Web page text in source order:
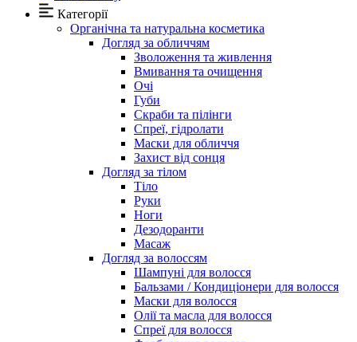
Категорії
Органічна та натуральна косметика
Догляд за обличчям
Зволоження та живлення
Вмивання та очищення
Очі
Губи
Скраби та пілінги
Спреї, гідролати
Маски для обличчя
Захист від сонця
Догляд за тілом
Тіло
Руки
Ноги
Дезодоранти
Масаж
Догляд за волоссям
Шампуні для волосся
Бальзами / Кондиціонери для волосся
Маски для волосся
Олії та масла для волосся
Спреї для волосся